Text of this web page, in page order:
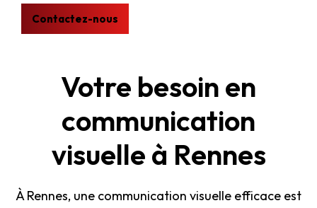
Contactez-nous
Votre besoin en
communication
visuelle à Rennes
À Rennes, une communication visuelle efficace est